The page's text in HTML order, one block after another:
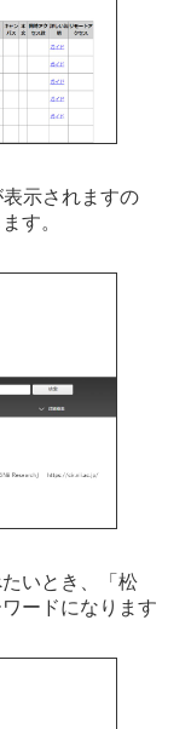
表示されますの
す。
いとき、「松
ードになります